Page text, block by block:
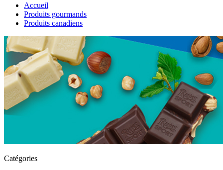
Accueil
Produits gourmands
Produits canadiens
Catégories